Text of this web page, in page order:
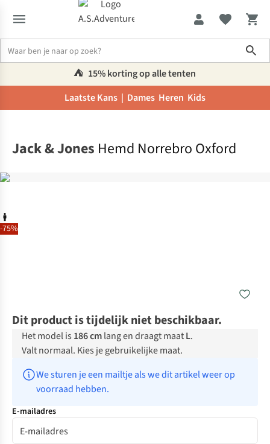
⛺️ 15% korting op alle tenten
Laatste Kans | Dames Heren Kids
-75%
Jack & Jones Hemd Norrebro Oxford
Dit product is tijdelijk niet beschikbaar.
Het model is 186 cmlang en draagt maatL.
Valt normaal. Kies je gebruikelijke maat.
We sturen je een mailtje als we dit artikel weer op
voorraad hebben.
E-mailadres